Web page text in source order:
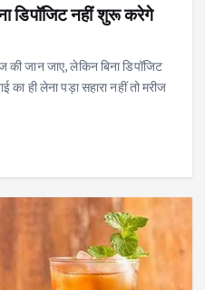
डिपॉजिट नहीं शुरू करेगे
जान जाए, लेकिन बिना डिपॉजिट
ही लेना पड़ा सहारा नहीं तो मरीज